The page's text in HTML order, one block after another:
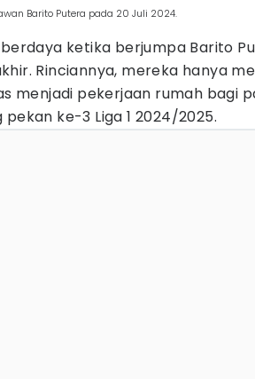
Barito Putera pada 20 Juli 2024.
ketika berjumpa Barito
Rinciannya, mereka hanya
menjadi pekerjaan rumah bagi
ke-3 Liga 1 2024/2025.